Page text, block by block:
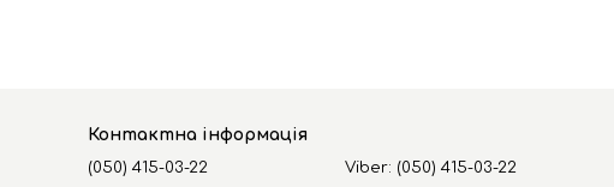
Контактна інформація
(050) 415-03-22
Viber: (050) 415-03-22